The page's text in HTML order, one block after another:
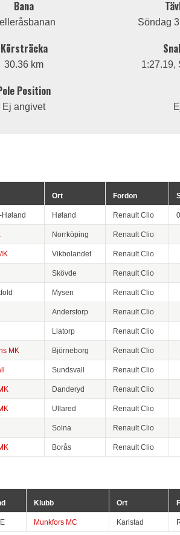
Bana
Körsträcka
30.36 km
Position
Ej angivet
Söndag
1:27.19,
Ort Fordon
Høland Høland Renault Clio
Norrköping Renault Clio
Vikbolandet Renault Clio
Skövde Renault Clio
Mysen Renault Clio
Anderstorp Renault Clio
Liatorp Renault Clio
MK Björneborg Renault Clio
Sundsvall Renault Clio
Danderyd Renault Clio
Ullared Renault Clio
Solna Renault Clio
Borås Renault Clio
Klubb Ort
Munkfors MC Karlstad